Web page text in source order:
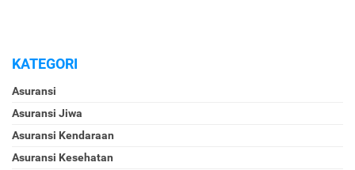
KATEGORI
Asuransi
Asuransi Jiwa
Asuransi Kendaraan
Asuransi Kesehatan